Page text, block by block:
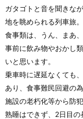
ガタゴトと音を聞きな
地を眺められる列車旅。
食事類は、うん、まあ
事前に飲み物やおかし
いと思います。
乗車時に遅延なくても
あり、食事難民回避の為
施設の老朽化等から防
熟睡はできず、2日目